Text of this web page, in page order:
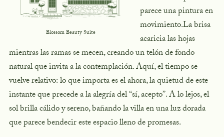
Blossom Beauty Suite
parece una pintura en
movimiento.La brisa
acaricia las hojas
mientras las ramas se mecen, creando un telón de fondo
natural que invita a la contemplación. Aquí, el tiempo se
vuelve relativo: lo que importa es el ahora, la quietud de este
instante que precede a la alegría del “sí, acepto”. A lo lejos, el
sol brilla cálido y sereno, bañando la villa en una luz dorada
que parece bendecir este espacio lleno de promesas.